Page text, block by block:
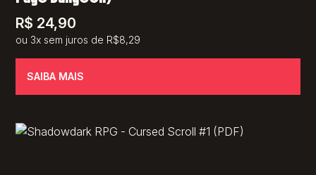
R$ 24,90
ou 3x sem juros de R$8,29
SAIBA MAIS